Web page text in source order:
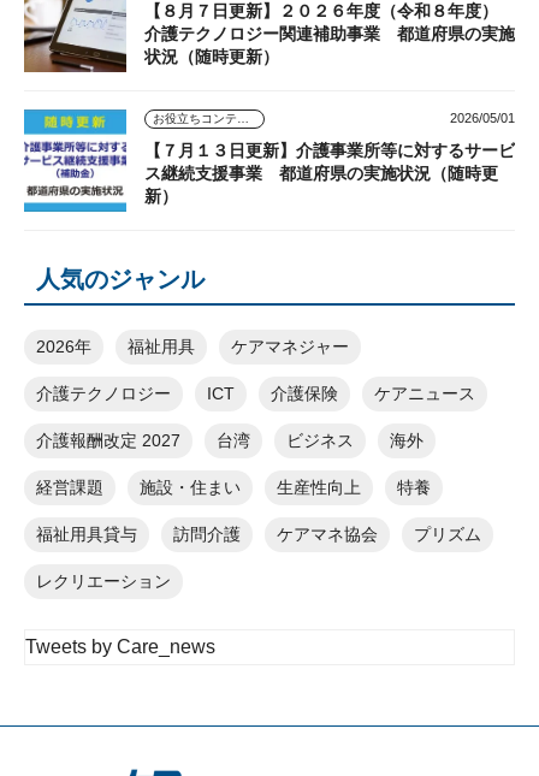
【８月７日更新】２０２６年度（令和８年度）
介護テクノロジー関連補助事業 都道府県の実施
状況（随時更新）
2026/05/01
【７月１３日更新】介護事業所等に対するサービ
ス継続支援事業 都道府県の実施状況（随時更
新）
人気のジャンル
2026年 福祉用具 ケアマネジャー
介護テクノロジー ICT 介護保険 ケアニュース
介護報酬改定 2027 台湾 ビジネス 海外
経営課題 施設・住まい 生産性向上 特養
福祉用具貸与 訪問介護 ケアマネ協会 プリズム
レクリエーション
Tweets by Care_news